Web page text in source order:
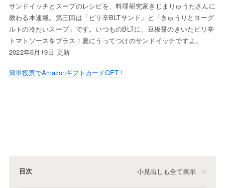
サンドイッチとスープのレシピを、料理研究家きじまりゅうたさんに
教わる本連載。第三回は「ピリ辛BLTサンド」と「きゅうりとヨーグ
ルトの冷たいスープ」です。いつものBLTに、豆板醤のきいたピリ辛
トマトソースをプラス！夏にうってつけのサンドイッチですよ。
2022年6月19日 更新
簡単投票でAmazonギフトカードGET！
目次 小見出しも全て表示